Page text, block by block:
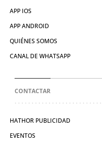
APP IOS
APP ANDROID
QUIÉNES SOMOS
CANAL DE WHATSAPP
CONTACTAR
HATHOR PUBLICIDAD
EVENTOS